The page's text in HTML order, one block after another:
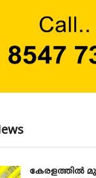
കേരളത്തിൽ